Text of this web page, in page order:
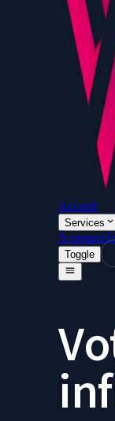
Accueil
Services
À propos
Toggle